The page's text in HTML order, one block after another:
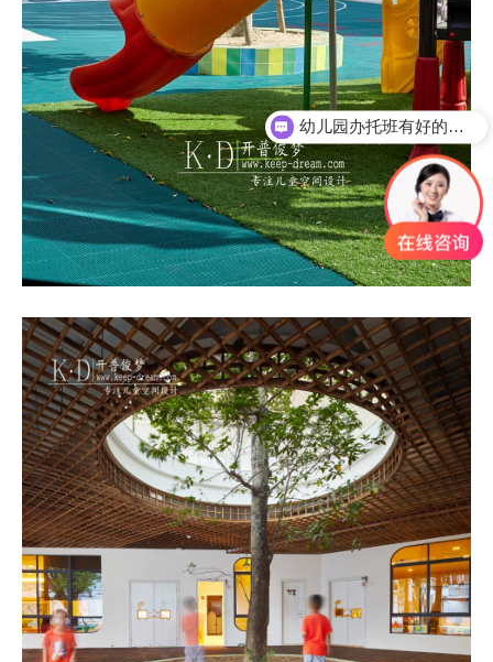
幼儿园办托班有好的方案吗？
欢迎您长期潜水、考查我们。